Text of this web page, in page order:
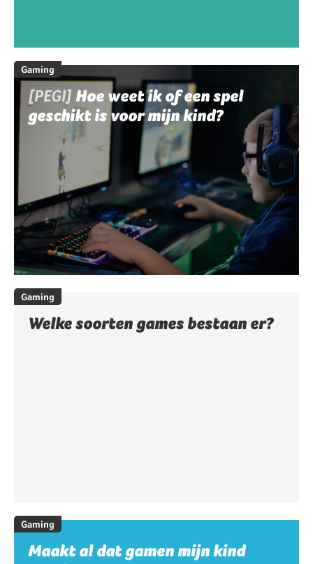
Gaming
[PEGI] Hoe weet ik of een spel
geschikt is voor mijn kind?
Gaming
Welke soorten games bestaan er?
Gaming
Maakt al dat gamen mijn kind